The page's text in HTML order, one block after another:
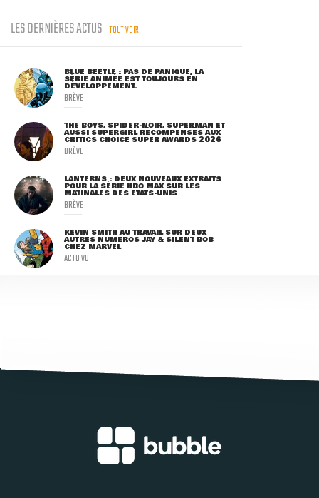
LES DERNIÈRES ACTUS TOUT VOIR
BLUE BEETLE : PAS DE PANIQUE, LA
SÉRIE ANIMÉE EST TOUJOURS EN
DÉVELOPPEMENT.
BRÈVE
THE BOYS, SPIDER-NOIR, SUPERMAN ET
AUSSI SUPERGIRL RÉCOMPENSÉS AUX
CRITICS CHOICE SUPER AWARDS 2026
BRÈVE
LANTERNS : DEUX NOUVEAUX EXTRAITS
POUR LA SÉRIE HBO MAX SUR LES
MATINALES DES ETATS-UNIS
BRÈVE
KEVIN SMITH AU TRAVAIL SUR DEUX
AUTRES NUMÉROS JAY & SILENT BOB
CHEZ MARVEL
ACTU VO